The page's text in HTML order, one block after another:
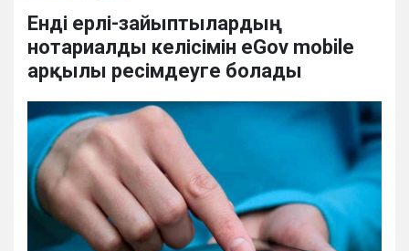
Енді ерлі-зайыптылардың
нотариалды келісімін eGov mobile
арқылы ресімдеуге болады